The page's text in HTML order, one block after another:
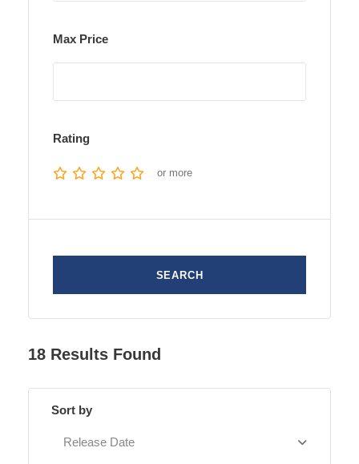
Max Price
Rating
or more
18 Results Found
Sort by